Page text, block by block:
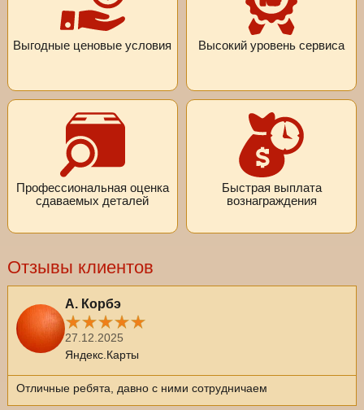
Выгодные ценовые условия Высокий уровень сервиса
Профессиональная оценка
сдаваемых деталей
Быстрая выплата
вознаграждения
Отзывы клиентов
А. Корбэ
27.12.2025
Яндекс.Карты
Отличные ребята, давно с ними сотрудничаем